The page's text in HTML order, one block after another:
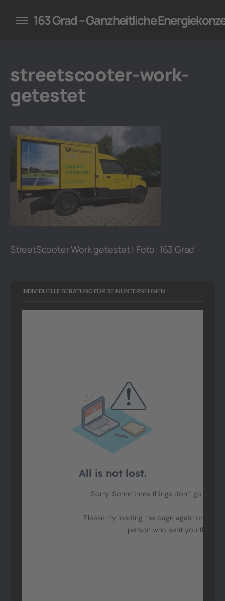
für Unternehmen
163 Grad – Ganzheitliche
streetscooter-work-
getestet
StreetScooter Work getestet | Foto: 163 Grad
INDIVIDUELLE BERATUNG FÜR DEIN UNTERNEHMEN